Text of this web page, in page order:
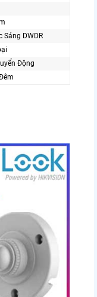
Sáng DWDR
Động